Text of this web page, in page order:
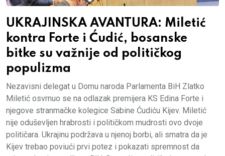
UKRAJINSKA AVANTURA: Miletić
kontra Forte i Ćudić, bosanske
bitke su važnije od političkog
populizma
Nezavisni delegat u Domu naroda Parlamenta BiH Zlatko
Miletić osvrnuo se na odlazak premijera KS Edina Forte i
njegove stranmačke kolegice Sabine Ćudiću Kijev. Miletić
nije oduševljen hrabrosti i političkom mudrosti ovo dvoje
političara. Ukrajinu podržava u njenoj borbi, ali smatra da je
Kijev trebao poviući prvi potez i pokazati spremnost da